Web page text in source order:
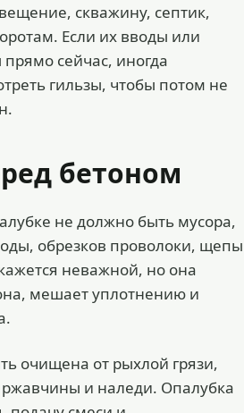
скважину, септик,
Если их вводы или
сейчас, иногда
гильзы, чтобы потом не
бетоном
не должно быть мусора,
обрезков проволоки, щепы
неважной, но она
мешает уплотнению и
очищена от рыхлой грязи,
ржавчины и наледи. Опалубка